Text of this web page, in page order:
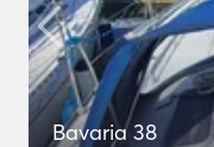
Bavaria 38